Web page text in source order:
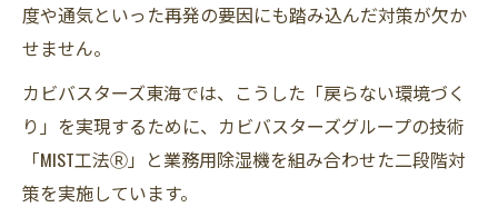
度や通気といった再発の要因にも踏み込んだ対策が欠か
せません。
カビバスターズ東海では、こうした「戻らない環境づく
り」を実現するために、カビバスターズグループの技術
「MIST工法Ⓡ」と業務用除湿機を組み合わせた二段階対
策を実施しています。